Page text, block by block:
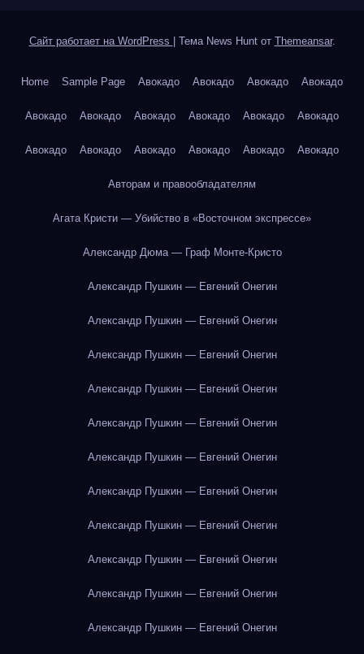
Сайт работает на WordPress Тема News Hunt от Themeansar.
Home Sample Page Авокадо Авокадо Авокадо Авокадо
Авокадо Авокадо Авокадо Авокадо Авокадо Авокадо
Авокадо Авокадо Авокадо Авокадо Авокадо Авокадо
Авторам и правообладателям
Агата Кристи — Убийство в «Восточном экспрессе»
Александр Дюма — Граф Монте-Кристо
Александр Пушкин — Евгений Онегин
Александр Пушкин — Евгений Онегин
Александр Пушкин — Евгений Онегин
Александр Пушкин — Евгений Онегин
Александр Пушкин — Евгений Онегин
Александр Пушкин — Евгений Онегин
Александр Пушкин — Евгений Онегин
Александр Пушкин — Евгений Онегин
Александр Пушкин — Евгений Онегин
Александр Пушкин — Евгений Онегин
Александр Пушкин — Евгений Онегин